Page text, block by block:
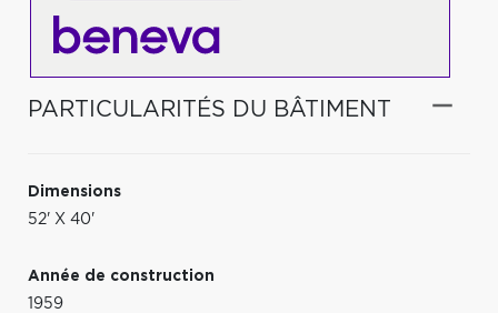
PARTICULARITÉS DU BÂTIMENT
Dimensions
52' X 40'
Année de construction
1959